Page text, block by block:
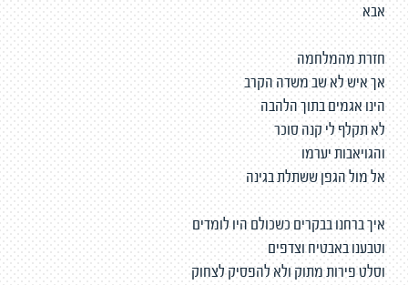
אבא
חזרת מהמלחמה
אך איש לא שב משדה הקרב
הינו אגמים בתוך הלהבה
לא תקלף לי קנה סוכר
והגויאבות יערמו
אל מול הגפן ששתלת בגינה
איך ברחנו בבקרים כשכולם היו לומדים
וטבענו באבטיח וצדפים
וסלט פירות מתוק ולא להפסיק לצחוק